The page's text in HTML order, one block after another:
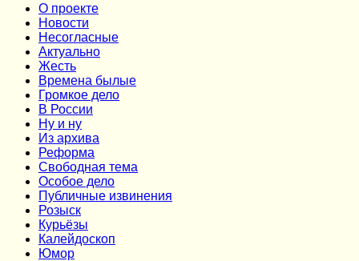
О проекте
Новости
Несогласные
Актуально
Жесть
Времена былые
Громкое дело
В России
Ну и ну
Из архива
Реформа
Cвободная тема
Особое дело
Публичные извинения
Розыск
Курьёзы
Калейдоскоп
Юмор